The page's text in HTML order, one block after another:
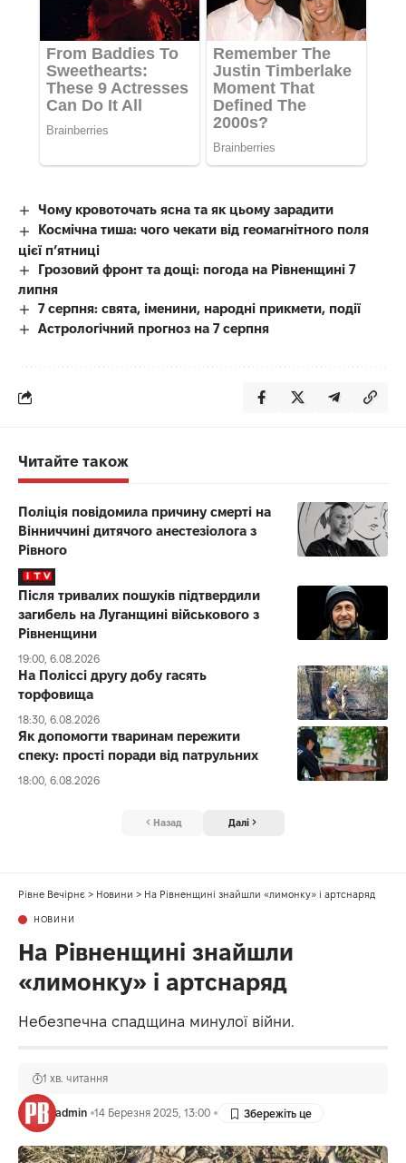
Чому кровоточать ясна та як цьому зарадити
Космічна тиша: чого чекати від геомагнітного поля
цієї п’ятниці
Грозовий фронт та дощі: погода на Рівненщині 7
липня
7 серпня: свята, іменини, народні прикмети, події
Астрологічний прогноз на 7 серпня
Читайте також
Поліція повідомила причину смерті на
Вінниччині дитячого анестезіолога з
Рівного
Після тривалих пошуків підтвердили
загибель на Луганщині військового з
Рівненщини
19:00, 6.08.2026
На Поліссі другу добу гасять
торфовища
18:30, 6.08.2026
Як допомогти тваринам пережити
спеку: прості поради від патрульних
18:00, 6.08.2026
Назад Далі
Рівне Вечірнє > Новини > На Рівненщині знайшли «лимонку» і артснаряд
НОВИНИ
На Рівненщині знайшли
«лимонку» і артснаряд
Небезпечна спадщина минулої війни.
admin 14 Березня 2025, 13:00
1 хв. читання